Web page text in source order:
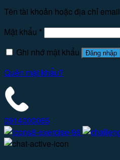
Tên tài khoản hoặc địa chỉ email
Mật khẩu *
Ghi nhớ mật khẩu
Đăng nhập
Quên mật khẩu?
0914000065